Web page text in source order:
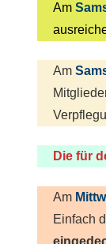
Am
Am
Die für
Am
Einfach